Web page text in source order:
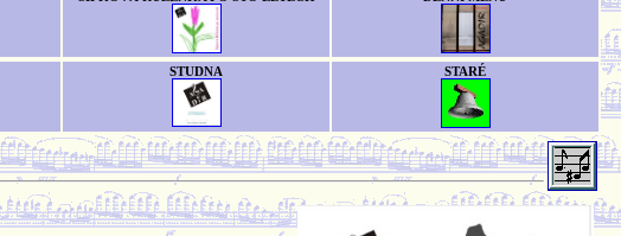
STUDNA STARÉ